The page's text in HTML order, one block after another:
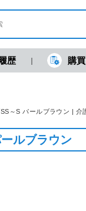
歴 購
～S パールブラウン | 介
ルブラウン